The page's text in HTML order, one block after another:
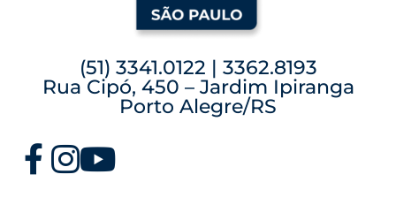
(51) 3341.0122 | 3362.8193
Rua Cipó, 450 – Jardim Ipiranga
Porto Alegre/RS